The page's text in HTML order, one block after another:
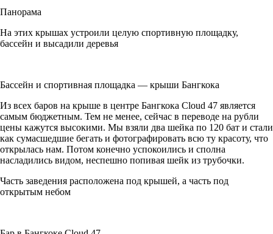
Панорама
На этих крышах устроили целую спортивную площадку,
бассейн и высадили деревья
Бассейн и спортивная площадка — крыши Бангкока
Из всех баров на крыше в центре Бангкока Cloud 47 является
самым бюджетным. Тем не менее, сейчас в переводе на рубли
цены кажутся высокими. Мы взяли два шейка по 120 бат и стали
как сумасшедшие бегать и фотографировать всю ту красоту, что
открылась нам. Потом конечно успокоились и сполна
насладились видом, неспешно попивая шейк из трубочки.
Часть заведения расположена под крышей, а часть под
открытым небом